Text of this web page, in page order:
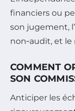
financiers ou
son jugement,
non‑audit, et le
COMMENT
SON
Anticiper les